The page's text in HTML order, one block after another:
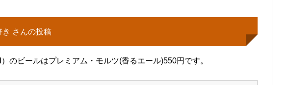
さんの投稿
のビールはプレミアム・モルツ(香るエール)550円です。